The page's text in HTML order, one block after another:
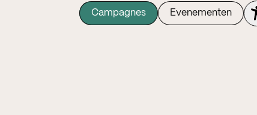
Campagnes Evenementen